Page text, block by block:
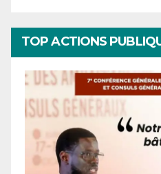
TOP ACTIONS